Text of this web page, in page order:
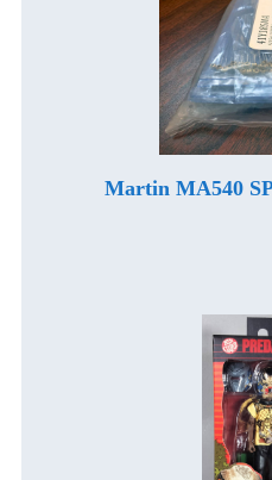
Martin MA540